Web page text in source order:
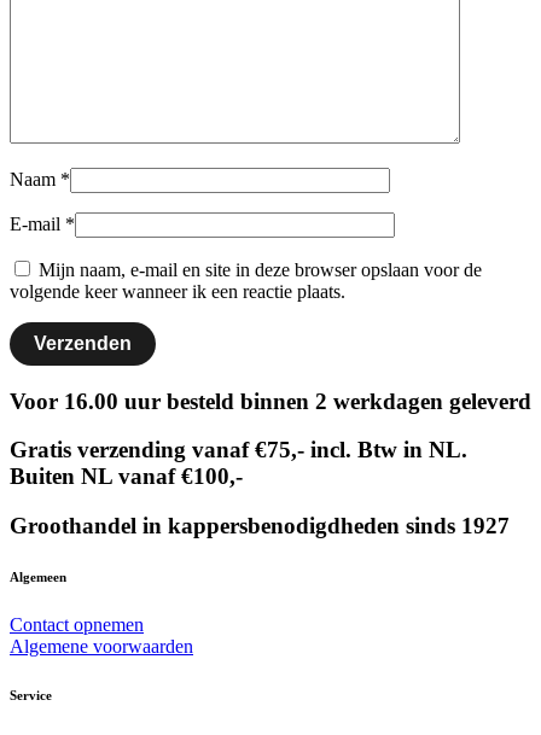
Naam *
E-mail *
Mijn naam, e-mail en site in deze browser opslaan voor de
volgende keer wanneer ik een reactie plaats.
Voor 16.00 uur besteld binnen 2 werkdagen geleverd
Gratis verzending vanaf €75,- incl. Btw in NL.
Buiten NL vanaf €100,-
Groothandel in kappersbenodigdheden sinds 1927
Algemeen
Contact opnemen
Algemene voorwaarden
Service